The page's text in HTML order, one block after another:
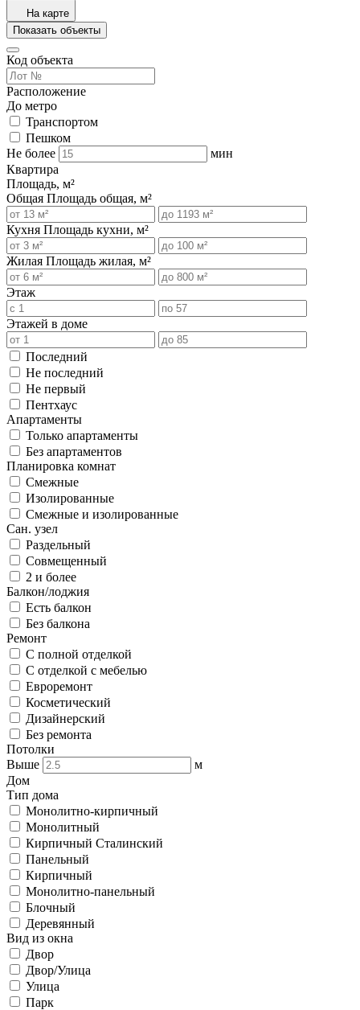
На карте
Показать объекты
Код объекта
Расположение
До метро
Транспортом
Пешком
Не более
мин
Квартира
Площадь, м²
Общая Площадь общая, м²
Кухня Площадь кухни, м²
Жилая Площадь жилая, м²
Этаж
Этажей в доме
Последний
Не последний
Не первый
Пентхаус
Апартаменты
Только апартаменты
Без апартаментов
Планировка комнат
Смежные
Изолированные
Смежные и изолированные
Сан. узел
Раздельный
Совмещенный
2 и более
Балкон/лоджия
Есть балкон
Без балкона
Ремонт
С полной отделкой
С отделкой с мебелью
Евроремонт
Косметический
Дизайнерский
Без ремонта
Потолки
Выше
м
Дом
Тип дома
Монолитно-кирпичный
Монолитный
Кирпичный Сталинский
Панельный
Кирпичный
Монолитно-панельный
Блочный
Деревянный
Вид из окна
Двор
Двор/Улица
Улица
Парк